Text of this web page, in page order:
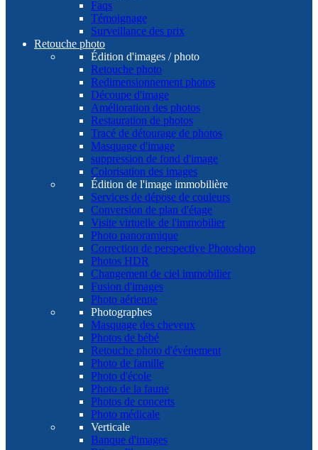
Faqs
Témoignage
Surveillance des prix
Retouche photo
Édition d'images / photo
Retouche photo
Redimensionnement photos
Découpe d'image
Amélioration des photos
Restauration de photos
Tracé de détourage de photos
Masquage d'image
suppression de fond d'image
Colorisation des images
Édition de l'image immobilière
Services de dépose de couleurs
Conversion de plan d'étage
Visite virtuelle de l'immobilier
Photo panoramique
Correction de perspective Photoshop
Photos HDR
Changement de ciel immobilier
Fusion d'images
Photo aérienne
Photographes
Masquage des cheveux
Photos de bébé
Retouche photo d'événement
Photo de famille
Photo d'école
Photo de la faune
Photos de concerts
Photo médicale
Verticale
Banque d'images